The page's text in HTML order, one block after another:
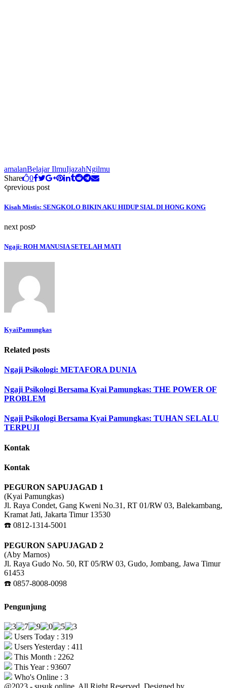
amalanBelajar IlmuIjazahNgilmu
Share
0
previous post
Kisah Mistis: SENGKOLO BIKIN AKU HIDUP SIAL DI HONG KONG
next post
Ngaji: ROH MANUSIA SETELAH MATI
KyaiPamungkas
Related posts
Ngaji Psikologi: METAFORA DUNIA
Ngaji Psikologi Bersama Kyai Pamungkas: THE POWER OF
PROBLEM
Ngaji Psikologi Bersama Kyai Pamungkas: TUHAN SELALU
TERPUJI
Kontak
Kontak
PEGURON SAPUJAGAD 1
(Kyai Pamungkas)
Jl. Raya Condet, Gang Kweni No.31, RT 01/RW 03, Balekambang,
Kramat Jati, Jakarta Timur 13530
☎️ 0812-1314-5001
PEGURON SAPUJAGAD 2
(Aby Marnos)
Jl. Raya Gudo No. 50, RT 05/RW 03, Gudo, Jombang, Jawa Timur
61453
☎️ 0857-8008-0098
Pengunjung
Users Today : 319
Users Yesterday : 411
This Month : 2262
This Year : 93607
Who's Online : 3
@2023 - susuk.online. All Right Reserved. Designed by